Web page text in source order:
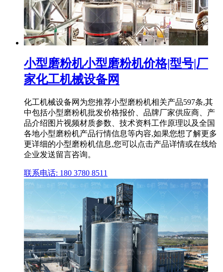
小型磨粉机小型磨粉机价格|型号|厂
家化工机械设备网
化工机械设备网为您推荐小型磨粉机相关产品597条,其
中包括小型磨粉机批发价格报价、品牌厂家供应商、产
品介绍图片视频材质参数、技术资料工作原理以及全国
各地小型磨粉机产品行情信息等内容,如果您想了解更多
更详细的小型磨粉机信息,您可以点击产品详情或在线给
企业发送留言咨询。
联系电话: 180 3780 8511